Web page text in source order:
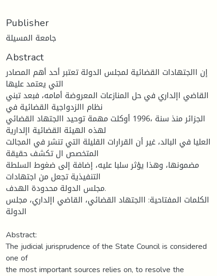
Publisher
جامعة المسيلة
Abstract
إن االجتهادات القضائية لمجلس الدولة تعتبر أحد أهم المصادر
التي يعتمد عليها
القاضي اإلداري في حل المنازعات المعروضة أمامه، فبعد تبني
نظام االزدواجية القضائية في
الجزائر منذ سنة ،1996 أوكلت مهمة توحيد االجتهاد القضائي
لهذه الهيئة القضائية اإلدارية
العليا في البالد، غير أن القرارات القليلة التي تنشر في المجالت
المتخصص ال تكشف حقيقة
مضمونها، وهذا يؤثر سلبا عليه، إضافة إلى ضغوط السلطة
التنفيذية تجعل من اجتهادات
مجلس الدولة محدودة الهدف.
الكلمات المفتاحية: االجتهاد القضائي، القاضي اإلداري، مجلس
الدولة
Abstract:
The judicial jurisprudence of the State Council is considered
one of
the most important sources relies on, to resolve the